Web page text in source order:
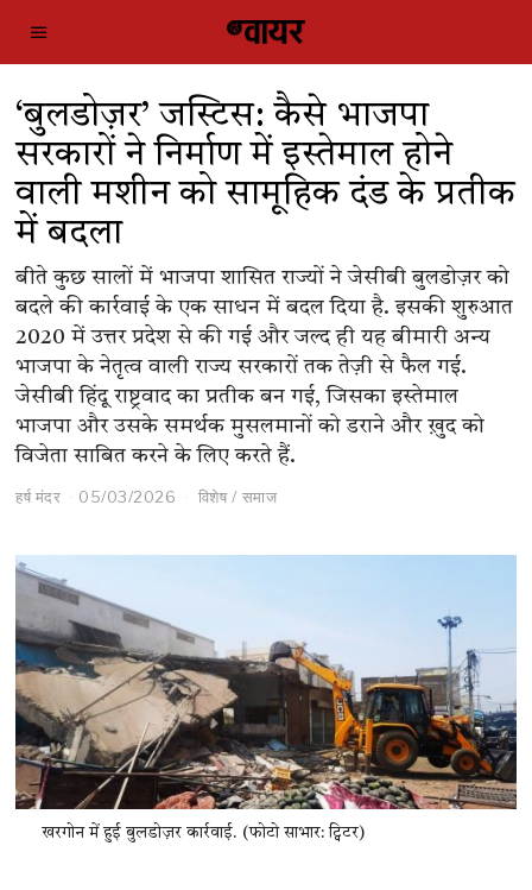
‘बुलडोज़र’ जस्टिस: कैसे भाजपा
सरकारों ने निर्माण में इस्तेमाल होने
वाली मशीन को सामूहिक दंड के प्रतीक
में बदला
बीते कुछ सालों में भाजपा शासित राज्यों ने जेसीबी बुलडोज़र को
बदले की कार्रवाई के एक साधन में बदल दिया है. इसकी शुरुआत
2020 में उत्तर प्रदेश से की गई और जल्द ही यह बीमारी अन्य
भाजपा के नेतृत्व वाली राज्य सरकारों तक तेज़ी से फैल गई.
जेसीबी हिंदू राष्ट्रवाद का प्रतीक बन गई, जिसका इस्तेमाल
भाजपा और उसके समर्थक मुसलमानों को डराने और ख़ुद को
विजेता साबित करने के लिए करते हैं.
हर्ष मंदर 05/03/2026 विशेष / समाज
खरगोन में हुई बुलडोज़र कार्रवाई. (फोटो साभार: ट्विटर)